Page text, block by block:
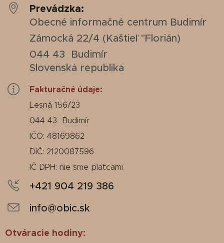
Prevádzka:
Obecné informačné centrum Budimír
Zámocká 22/4 (Kaštieľ "Florián)
044 43 Budimír
Slovenská republika
Fakturačné údaje:
Lesná 156/23
044 43 Budimír
IČO: 48169862
DIČ: 2120087596
IČ DPH: nie sme platcami
+421 904 219 386
info@obic.sk
Otváracie hodiny: